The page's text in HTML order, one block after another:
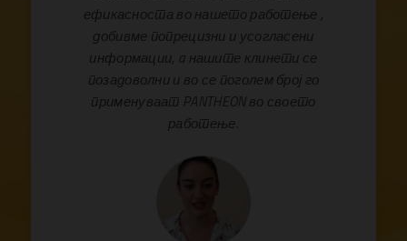
ефикасноста во нашето работење ,
добивме попрецизни и усогласени
информации, a нашите клинети се
позадоволни и во се поголем број го
применуваат PANTHEON во своето
работење.